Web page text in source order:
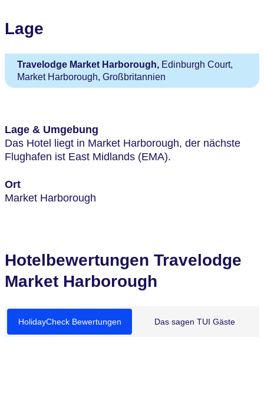
Lage
Travelodge Market Harborough,Edinburgh Court,
Market Harborough, Großbritannien
Lage & Umgebung
Das Hotel liegt in Market Harborough, der nächste
Flughafen ist East Midlands (EMA).
Ort
Market Harborough
Hotelbewertungen Travelodge
Market Harborough
HolidayCheck Bewertungen Das sagen TUI Gäste